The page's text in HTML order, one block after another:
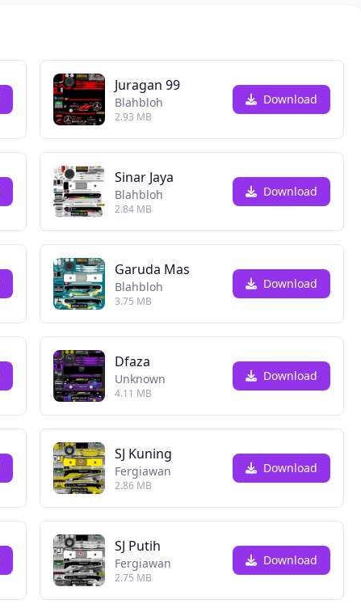
Juragan 99
Blahbloh
2.93 MB
Download
Sinar Jaya
Blahbloh
2.84 MB
Download
Garuda Mas
Blahbloh
3.75 MB
Download
Dfaza
Unknown
4.11 MB
Download
SJ Kuning
Fergiawan
2.86 MB
Download
SJ Putih
Fergiawan
2.75 MB
Download